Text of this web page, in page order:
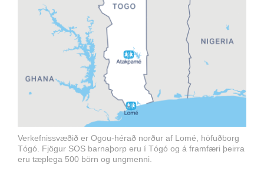
Verk­efn­is­svæð­ið er Ogou-hér­að norð­ur af Lomé, höf­uð­borg
Tógó. Fjögur SOS barnaþorp eru í Tógó og á framfæri þeirra
eru tæplega 500 börn og ungmenni.